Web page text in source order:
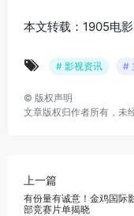
本文转载：1905电
# 影视资讯 #
© 版权声明
文章版权归作者所有，未
上一篇
有份量有诚意！金鸡国际
部竞赛片单揭晓